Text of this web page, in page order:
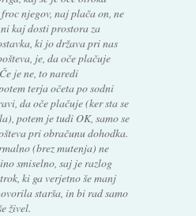
njegov, naj plača on, ne
kaj dosti prostora za
ki jo država pri nas
je, da oče plačuje
je ne, to naredi
terja očeta po sodni
da oče plačuje (ker sta se
potem je tudi OK, samo se
pri obračunu dohodka.
(brez mutenja) ne
smiselno, saj je razlog
ki ga verjetno še manj
starša, in bi rad samo
živel.